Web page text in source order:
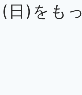
日)をも